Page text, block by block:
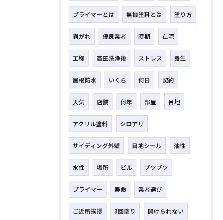
プライマーとは 無機塗料とは 塗り方
剥がれ 優良業者 時期 在宅
工程 高圧洗浄後 ストレス 養生
屋根防水 いくら 何日 契約
天気 店舗 何年 部屋 目地
アクリル塗料 シロアリ
サイディング外壁 目地シール 油性
水性 場所 ビル ブツブツ
プライマー 寿命 業者選び
ご近所挨拶 3回塗り 開けられない